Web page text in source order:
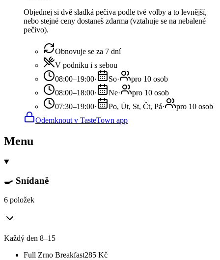
Objednej si dvě sladká pečiva podle tvé volby a to levnější,
nebo stejné ceny dostaneš zdarma (vztahuje se na nebalené
pečivo).
Obnovuje se za 7 dní
V podniku i s sebou
08:00–19:00· So·
pro 10 osob
08:00–18:00· Ne·
pro 10 osob
07:30–19:00· Po, Út, St, Čt, Pá·
pro 10 osob
Odemknout v TasteTown app
Menu
🍳 Snídaně
6 položek
Každý den 8–15
Full Zrno Breakfast285 Kč